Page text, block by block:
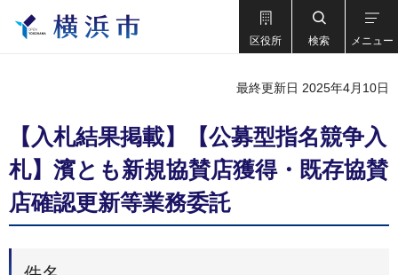
区役所 検索 メニュー
最終更新日 2025年4月10日
【入札結果掲載】【公募型指名競争入
札】濱とも新規協賛店獲得・既存協賛
店確認更新等業務委託